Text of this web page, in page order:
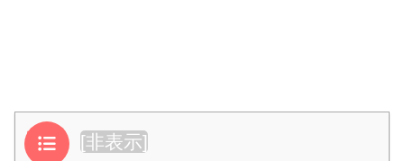
目次 [非表示]